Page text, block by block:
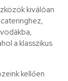
kiválóan
a klasszikus
kellően